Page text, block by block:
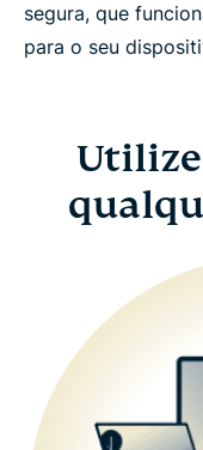
segura, que
para o seu